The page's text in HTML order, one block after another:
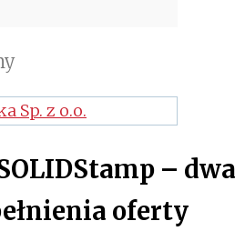
– dwa
oferty